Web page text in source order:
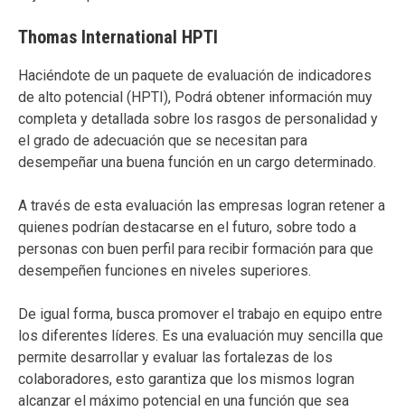
Thomas International HPTI
Haciéndote de un paquete de evaluación de indicadores
de alto potencial (HPTI), Podrá obtener información muy
completa y detallada sobre los rasgos de personalidad y
el grado de adecuación que se necesitan para
desempeñar una buena función en un cargo determinado.
A través de esta evaluación las empresas logran retener a
quienes podrían destacarse en el futuro, sobre todo a
personas con buen perfil para recibir formación para que
desempeñen funciones en niveles superiores.
De igual forma, busca promover el trabajo en equipo entre
los diferentes líderes. Es una evaluación muy sencilla que
permite desarrollar y evaluar las fortalezas de los
colaboradores, esto garantiza que los mismos logran
alcanzar el máximo potencial en una función que sea